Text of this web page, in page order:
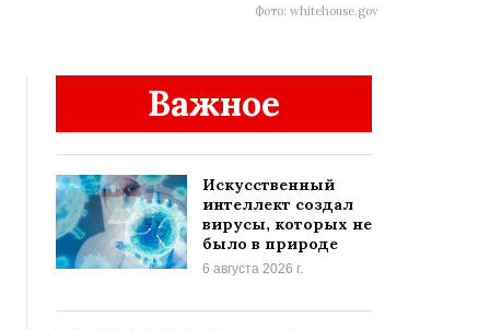
Фото: whitehouse.gov
Важное
Искусственный
интеллект создал
вирусы, которых не
было в природе
6 августа 2026 г.